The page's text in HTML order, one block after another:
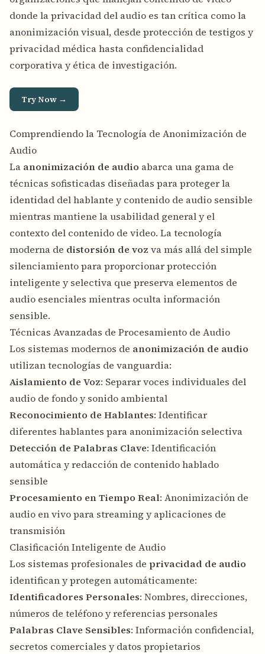
donde la privacidad del audio es tan crítica como la
anonimización visual, desde protección de testigos y
privacidad médica hasta confidencialidad
corporativa y ética de investigación.
Try Now →
Comprendiendo la Tecnología de Anonimización de
Audio
La anonimización de audio abarca una gama de
técnicas sofisticadas diseñadas para proteger la
identidad del hablante y contenido de audio sensible
mientras mantiene la usabilidad general y el
contexto del contenido de video. La tecnología
moderna de distorsión de voz va más allá del simple
silenciamiento para proporcionar protección
inteligente y selectiva que preserva elementos de
audio esenciales mientras oculta información
sensible.
Técnicas Avanzadas de Procesamiento de Audio
Los sistemas modernos de anonimización de audio
utilizan tecnologías de vanguardia:
Aislamiento de Voz: Separar voces individuales del
audio de fondo y sonido ambiental
Reconocimiento de Hablantes: Identificar
diferentes hablantes para anonimización selectiva
Detección de Palabras Clave: Identificación
automática y redacción de contenido hablado
sensible
Procesamiento en Tiempo Real: Anonimización de
audio en vivo para streaming y aplicaciones de
transmisión
Clasificación Inteligente de Audio
Los sistemas profesionales de privacidad de audio
identifican y protegen automáticamente:
Identificadores Personales: Nombres, direcciones,
números de teléfono y referencias personales
Palabras Clave Sensibles: Información confidencial,
secretos comerciales y datos propietarios